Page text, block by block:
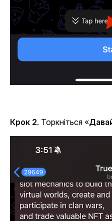
Крок 2. Торкніться «